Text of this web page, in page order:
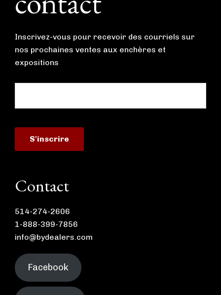
Inscrivez-vous pour recevoir des courriels sur
nos prochaines ventes aux enchères et
expositions
Contact
514-274-2606
1-888-399-7856
info@bydealers.com
Facebook